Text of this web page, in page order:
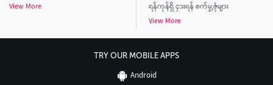
View More
ရန်ကုန်ရှိ ငှားရန် စက်မှု့ဇုံများ
View More
TRY OUR MOBILE APPS
Android